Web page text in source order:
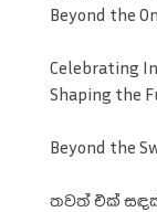
Beyond the
Celebrating
Shaping the
Beyond the
තවත් එක්